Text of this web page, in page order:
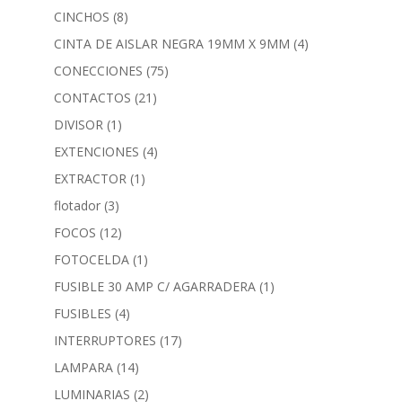
CINCHOS (8)
CINTA DE AISLAR NEGRA 19MM X 9MM (4)
CONECCIONES (75)
CONTACTOS (21)
DIVISOR (1)
EXTENCIONES (4)
EXTRACTOR (1)
flotador (3)
FOCOS (12)
FOTOCELDA (1)
FUSIBLE 30 AMP C/ AGARRADERA (1)
FUSIBLES (4)
INTERRUPTORES (17)
LAMPARA (14)
LUMINARIAS (2)